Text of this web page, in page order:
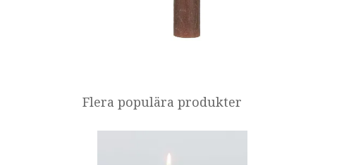
Flera populära produkter